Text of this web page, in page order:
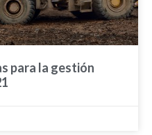
para la gestión